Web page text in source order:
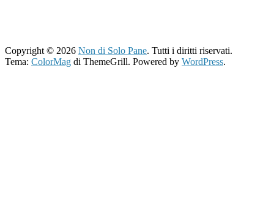
Copyright © 2026 Non di Solo Pane. Tutti i diritti riservati.
Tema: ColorMag di ThemeGrill. Powered by WordPress.